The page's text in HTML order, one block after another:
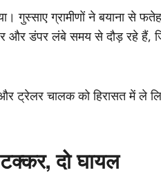
ग्रामीणों ने बयाना से
और डंपर लंबे समय से दौड़ रहे हैं,
ट्रेलर चालक को हिरासत में ले
दो घायल